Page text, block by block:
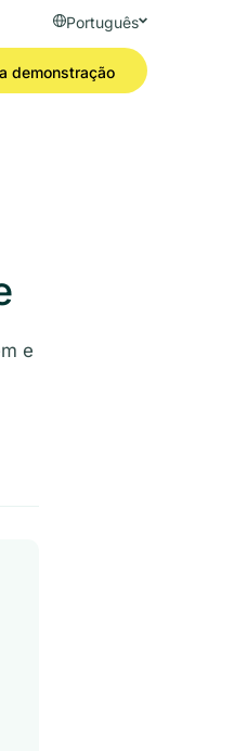
Português
demonstração
e